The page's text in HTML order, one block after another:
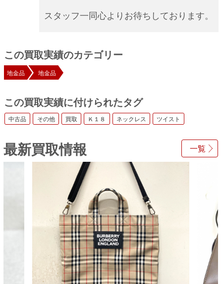
スタッフ一同心よりお待ちしております。
この買取実績のカテゴリー
地金品 地金品
この買取実績に付けられたタグ
中古品 その他 買取 Ｋ１８ ネックレス ツイスト
一覧
最新買取情報